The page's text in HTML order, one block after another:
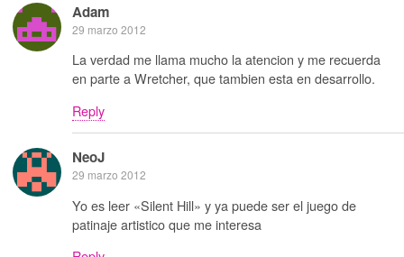
Adam
29 marzo 2012
La verdad me llama mucho la atencion y me recuerda
en parte a Wretcher, que tambien esta en desarrollo.
Reply
NeoJ
29 marzo 2012
Yo es leer «Silent Hill» y ya puede ser el juego de
patinaje artistico que me interesa